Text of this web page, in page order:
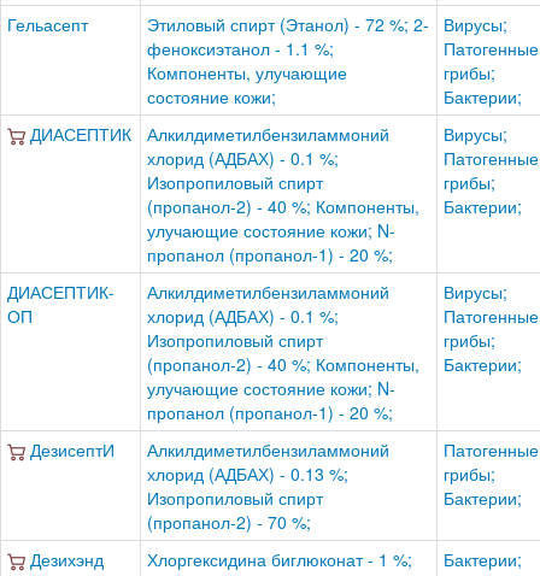
Гельасепт
Этиловый спирт (Этанол) - 72 %; 2-
феноксиэтанол - 1.1 %;
Компоненты, улучающие
состояние кожи;
Вирусы;
Патогенные
грибы;
Бактерии;
ДИАСЕПТИК
Алкилдиметилбензиламмоний
хлорид (АДБАХ) - 0.1 %;
Изопропиловый спирт
(пропанол-2) - 40 %; Компоненты,
улучающие состояние кожи; N-
пропанол (пропанол-1) - 20 %;
Вирусы;
Патогенные
грибы;
Бактерии;
ДИАСЕПТИК-
ОП
Алкилдиметилбензиламмоний
хлорид (АДБАХ) - 0.1 %;
Изопропиловый спирт
(пропанол-2) - 40 %; Компоненты,
улучающие состояние кожи; N-
пропанол (пропанол-1) - 20 %;
Вирусы;
Патогенные
грибы;
Бактерии;
ДезисептИ
Алкилдиметилбензиламмоний
хлорид (АДБАХ) - 0.13 %;
Изопропиловый спирт
(пропанол-2) - 70 %;
Патогенные
грибы;
Бактерии;
Дезихэнд Хлоргексидина биглюконат - 1 %; Бактерии;